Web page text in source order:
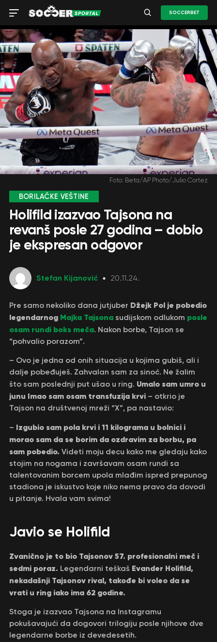
SOCCERBET
Foto: Beta/AP Photo/Julio Cortez
BORILAČKE VEŠTINE
Holifild izazvao Tajsona na
revanš posle 27 godina – dobio
je ekspresan odgovor
Stefan Kijanović 20.11.24.
Pre samo nekoliko dana jutjuber Džejk Pol je pobedio
legendarnog Majka Tajsonasudijskom odlukom posle
osam rundi boks meča. Nakon borbe, Tajson se
“pohvalio porazom”.
– Ovo je jedna od onih situacija u kojima gubiš, ali i
dalje pobeđuješ. Zahvalan sam za sinoć. Ne žalim
što sam poslednji put ušao u ring. Umalo sam umro u
junu Imao sam osam transfuzija krvi – otkrio je
Tajson na društvenoj mreži “X”, pa nastavio:
– Izgubio sam pola krvi i 11 kilograma u bolnici i
morao sam da se borim da ozdravim za borbu, pa
sam pobedio. Videti moju decu kako me gledaju kako
stojim na nogama i završavam osam rundi sa
talentovanim borcem upola mlađim ispred prepunog
stadiona je iskustvo koje niko nema pravo da dovodi
u pitanje. Hvala vam svima!
Javio se Holifild
Zvanično je to bio Tajsonov 57. profesionalni meč i
sedmi poraz. Legendarni teškaš Evander Holifild,
nekadašnji Tajsonov rival, takođe bi voleo da se
vrati u ring iako ima 62 godine.
Stoga je izazvao Tajsona na Instagramu
pokušavajući da dogovori trilogiju posle njihove dve
legendarne borbe iz devedesetih.